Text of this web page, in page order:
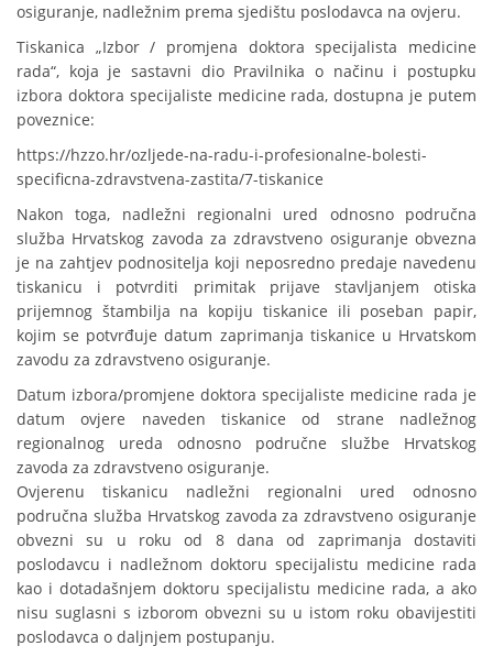
osiguranje, nadležnim prema sjedištu poslodavca na ovjeru.
Tiskanica „Izbor / promjena doktora specijalista medicine
rada“, koja je sastavni dio Pravilnika o načinu i postupku
izbora doktora specijaliste medicine rada, dostupna je putem
poveznice:
https://hzzo.hr/ozljede-na-radu-i-profesionalne-bolesti-
specificna-zdravstvena-zastita/7-tiskanice
Nakon toga, nadležni regionalni ured odnosno područna
služba Hrvatskog zavoda za zdravstveno osiguranje obvezna
je na zahtjev podnositelja koji neposredno predaje navedenu
tiskanicu i potvrditi primitak prijave stavljanjem otiska
prijemnog štambilja na kopiju tiskanice ili poseban papir,
kojim se potvrđuje datum zaprimanja tiskanice u Hrvatskom
zavodu za zdravstveno osiguranje.
Datum izbora/promjene doktora specijaliste medicine rada je
datum ovjere naveden tiskanice od strane nadležnog
regionalnog ureda odnosno područne službe Hrvatskog
zavoda za zdravstveno osiguranje.
Ovjerenu tiskanicu nadležni regionalni ured odnosno
područna služba Hrvatskog zavoda za zdravstveno osiguranje
obvezni su u roku od 8 dana od zaprimanja dostaviti
poslodavcu i nadležnom doktoru specijalistu medicine rada
kao i dotadašnjem doktoru specijalistu medicine rada, a ako
nisu suglasni s izborom obvezni su u istom roku obavijestiti
poslodavca o daljnjem postupanju.